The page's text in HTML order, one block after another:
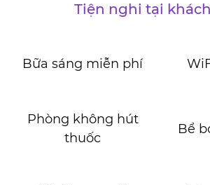
Tiện nghi tại
Bữa sáng miễn phí
Phòng không hút
thuốc
Bể